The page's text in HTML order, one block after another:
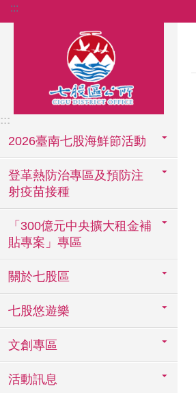
跳到主要內容區塊
:::
:::
2026臺南七股海鮮節活動
登革熱防治專區及預防注
射疫苗接種
「300億元中央擴大租金補
貼專案」專區
關於七股區
七股悠遊樂
文創專區
活動訊息